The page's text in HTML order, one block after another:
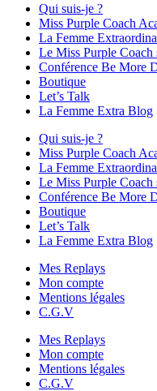
Qui suis-je ?
Miss Purple Coach
La Femme
Le Miss Purple Coach
Conférence Be More
Boutique
Let’s Talk
La Femme Extra Blog
Qui suis-je ?
Miss Purple Coach
La Femme
Le Miss Purple Coach
Conférence Be More
Boutique
Let’s Talk
La Femme Extra Blog
Mes Replays
Mon compte
Mentions légales
C.G.V
Mes Replays
Mon compte
Mentions légales
C.G.V